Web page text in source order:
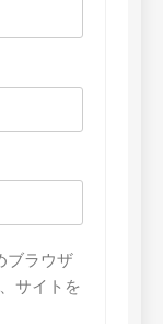
ブラウザ
サイトを